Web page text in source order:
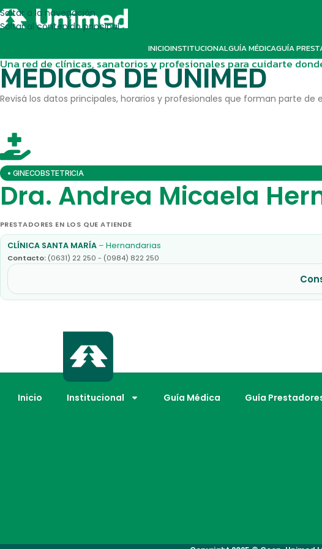
Saltar a la navegación
Saltar al contenido principal
INICIOINSTITUCIONALGUÍA MÉDICAGUÍA
Una red de clínicas, sanatorios y profesionales para cuidarte
MEDICOS DE UNIMED
Revisá los datos principales, horarios y profesionales que forman parte de
• GINECOBSTETRICIA
Dra. Andrea Micaela
PRESTADORES EN LOS QUE ATIENDE
CLÍNICA SANTA MARÍA –Hernandarias
Contacto: (0631) 22 250 - (0984) 822 250
Inicio Institucional Guía Médica Guía